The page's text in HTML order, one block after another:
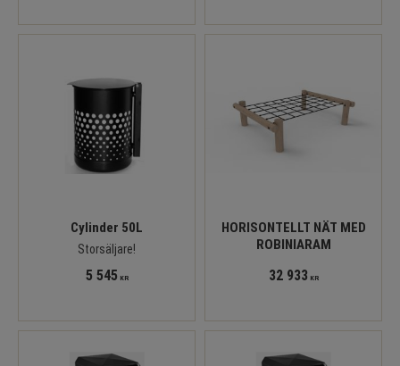
Cylinder 50L
Storsäljare!
5 545 KR
HORISONTELLT NÄT MED
ROBINIARAM
32 933 KR